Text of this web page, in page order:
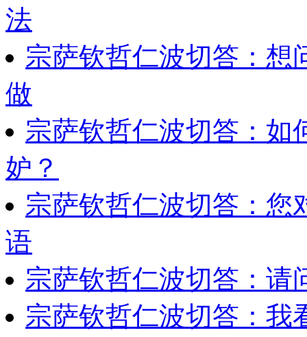
法
宗萨钦哲仁波切答：想
做
宗萨钦哲仁波切答：如
妒？
宗萨钦哲仁波切答：您
语
宗萨钦哲仁波切答：请
宗萨钦哲仁波切答：我